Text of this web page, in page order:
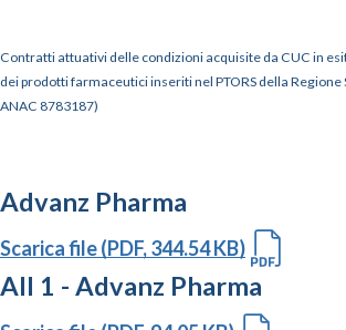
Contratti attuativi delle condizioni acquisite da CUC in
dei prodotti farmaceutici inseriti nel PTORS della
ANAC 8783187)
Advanz Pharma
Scarica file (PDF, 344.54 KB)
All 1 - Advanz Pharma